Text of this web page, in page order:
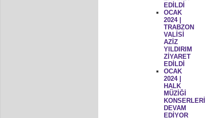
EDİLDİ
OCAK
2024 |
TRABZON
VALİSİ
AZİZ
YILDIRIM
ZİYARET
EDİLDİ
OCAK
2024 |
HALK
MÜZİĞİ
KONSERLERİ
DEVAM
EDİYOR